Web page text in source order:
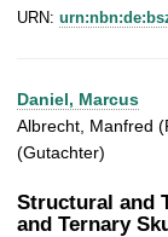
n
URN:
Daniel, Marcus
Albrecht, Manfred
(Gutachter)
Structural and
and Ternary